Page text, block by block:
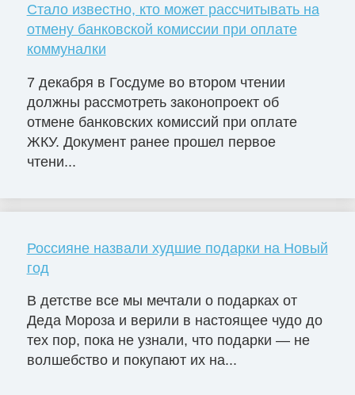
Стало известно, кто может рассчитывать на
отмену банковской комиссии при оплате
коммуналки
7 декабря в Госдуме во втором чтении
должны рассмотреть законопроект об
отмене банковских комиссий при оплате
ЖКУ. Документ ранее прошел первое
чтени...
Россияне назвали худшие подарки на Новый
год
В детстве все мы мечтали о подарках от
Деда Мороза и верили в настоящее чудо до
тех пор, пока не узнали, что подарки — не
волшебство и покупают их на...